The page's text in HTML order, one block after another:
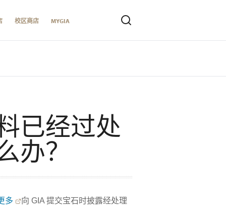
校区商店 MYGIA
已经过处
办？
多 向 GIA 提交宝石时披露经处理